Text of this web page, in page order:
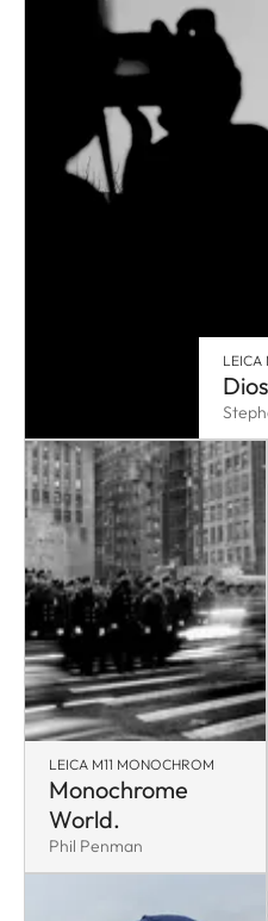
LEICA
LEICA M11 MONOCHROM
Monochrome
World.
Phil Penman